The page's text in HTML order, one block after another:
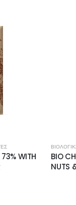
WITH
BIO
NUTS